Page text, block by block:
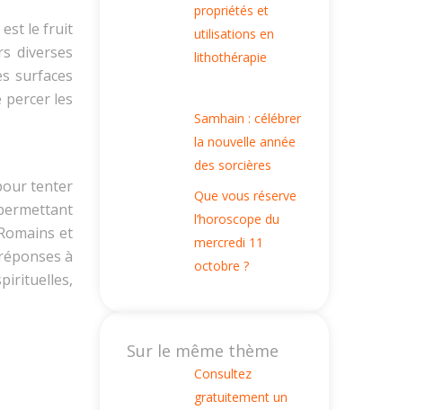
est le fruit
diverses
surfaces
percer les
tenter
et
à
propriétés et
utilisations en
lithothérapie
Samhain : célébrer
la nouvelle année
des sorcières
Que vous réserve
l’horoscope du
mercredi 11
octobre ?
Sur le même thème
Consultez
gratuitement un